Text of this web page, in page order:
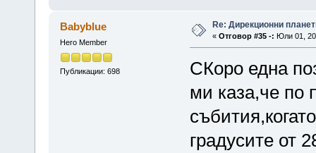
Babyblue
Hero Member
Публикации: 698
Re: Дирекционни
« Отговор #35 -: Юли 01,
СКоро една
ми каза,че по
градусите от